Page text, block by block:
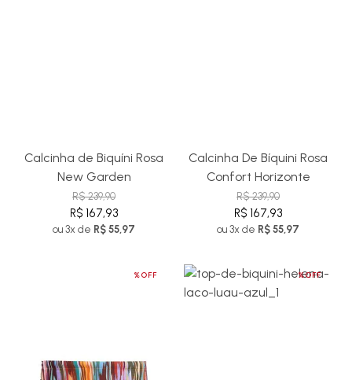
Calcinha de Biquíni Rosa
New Garden
R$ 239,90
R$ 167,93
ou 3x de R$ 55,97
Calcinha De Bíquini Rosa
Confort Horizonte
R$ 239,90
R$ 167,93
ou 3x de R$ 55,97
%OFF %OFF